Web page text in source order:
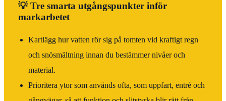
💡 Tre smarta utgångspunkter inför
markarbetet
Kartlägg hur vatten rör sig på tomten vid kraftigt regn
och snösmältning innan du bestämmer nivåer och
material.
Prioritera ytor som används ofta, som uppfart, entré och